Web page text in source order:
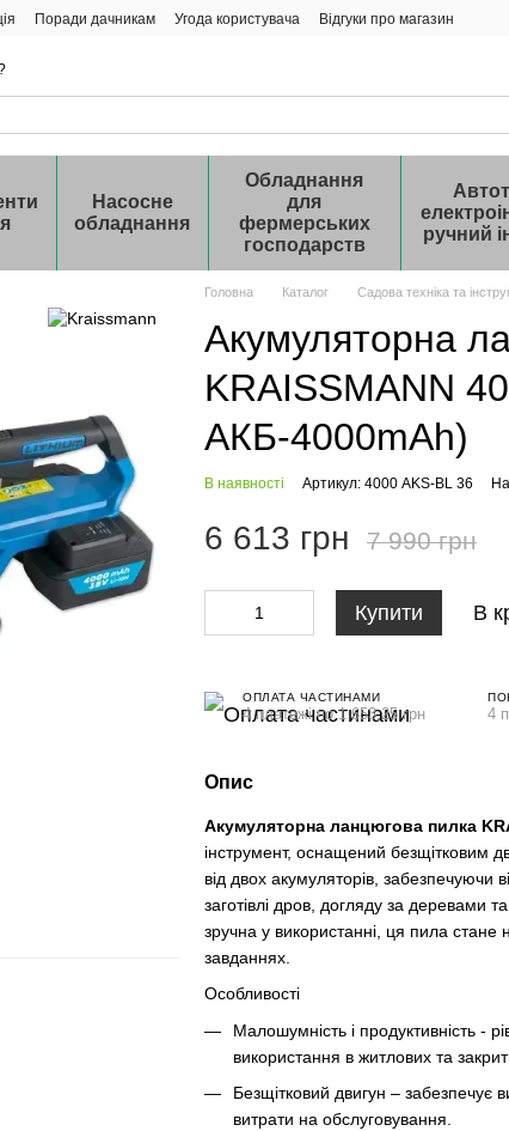
Поради дачникам Угода користувача Відгуки про магазин
Насосне
обладнання
Обладнання
для
фермерських
господарств
ручний
Головна Каталог Садова техніка та
Акумуляторна
KRAISSMANN
АКБ-4000mAh)
В наявності Артикул: 4000 AKS-BL 36
6 613 грн 7 990 грн
Купити В
ОПЛАТА ЧАСТИНАМИ
4 платежі по 1 653.25 грн 4
Опис
Акумуляторна ланцюгова пилка
інструмент, оснащений безщітковим
від двох акумуляторів, забезпечуючи
заготівлі дров, догляду за деревами
зручна у використанні, ця пила
завданнях.
Особливості
Малошумність і продуктивність -
використання в житлових та
Безщітковий двигун – забезпечує
витрати на обслуговування.